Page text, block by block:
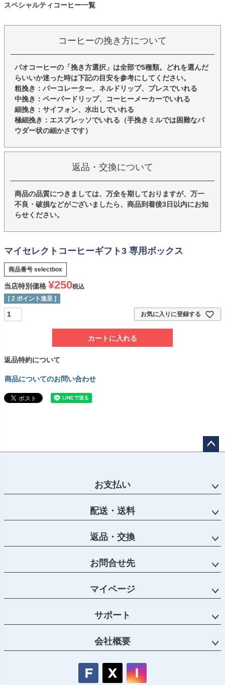
スペシャルティコーヒー一覧
コーヒーの挽き方について
パオコーヒーの「挽き方選択」は全部で5種類。どれを選んだ
らいいか迷った時は下記の目安を参考にしてください。
粗挽き：パーコレーター、ネルドリップ、プレスでいれる
中挽き：ペーパードリップ、コーヒーメーカーでいれる
細挽き：サイフォン、水出しでいれる
極細挽き：エスプレッソでいれる（手挽きミルでは困難なパ
ウダー状の細かさです）
返品・交換について
商品の品質につきましては、万全を期しておりますが、万一
不良・破損などがございましたら、商品到着後3日以内にお知
らせください。
マイセレクトコーヒーギフト3 専用ボックス
商品番号 selectbox
当店特別価格 ¥250税込
[ 2 ポイント進呈 ]
お気に入りに登録する
カートに入れる
返品特約について
商品についてのお問い合わせ
お支払い
配送・送料
返品・交換
お問合せ先
マイページ
サポート
会社概要